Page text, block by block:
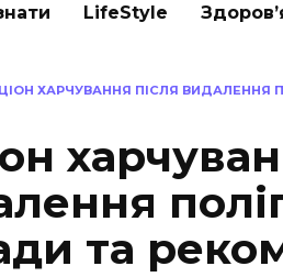
LifeStyle
ХАРЧУВАННЯ ПІСЛЯ ВИДАЛЕННЯ
та